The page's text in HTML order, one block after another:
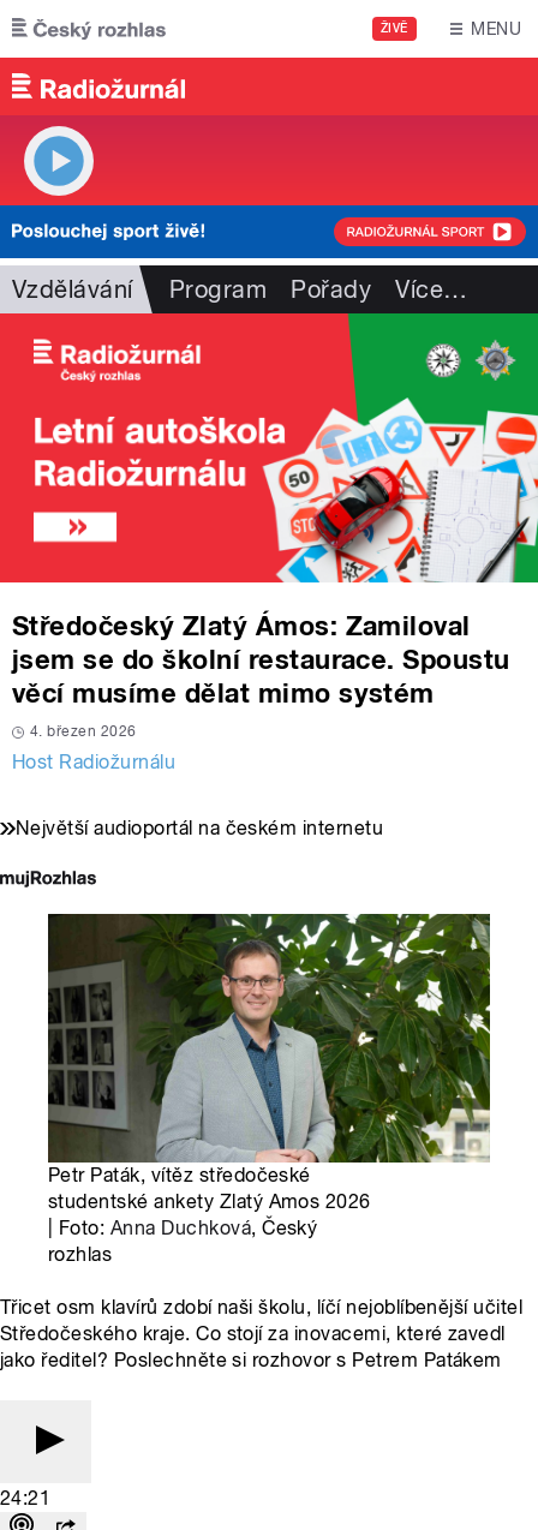
Přejít k hlavnímu obsahu
ŽIVĚ MENU
Vzdělávání Program Pořady Více…
Středočeský Zlatý Ámos: Zamiloval
jsem se do školní restaurace. Spoustu
věcí musíme dělat mimo systém
4. březen 2026
Host Radiožurnálu
Největší audioportál na českém internetu
Petr Paták, vítěz středočeské
studentské ankety Zlatý Amos 2026
| Foto: Anna Duchková, Český
rozhlas
Třicet osm klavírů zdobí naši školu, líčí nejoblíbenější učitel
Středočeského kraje. Co stojí za inovacemi, které zavedl
jako ředitel? Poslechněte si rozhovor s Petrem Patákem
24:21